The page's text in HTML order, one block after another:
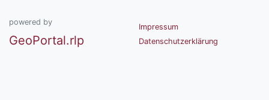
powered by
GeoPortal.rlp
Impressum
Datenschutzerklärung